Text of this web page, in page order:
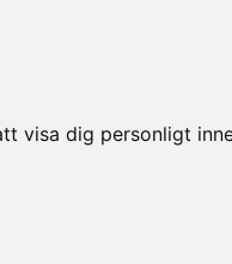
visa dig personligt